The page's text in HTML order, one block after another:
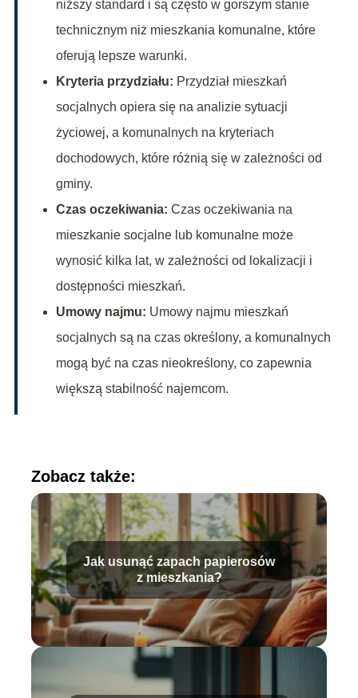
niższy standard i są często w gorszym stanie
technicznym niż mieszkania komunalne, które
oferują lepsze warunki.
Kryteria przydziału: Przydział mieszkań
socjalnych opiera się na analizie sytuacji
życiowej, a komunalnych na kryteriach
dochodowych, które różnią się w zależności od
gminy.
Czas oczekiwania: Czas oczekiwania na
mieszkanie socjalne lub komunalne może
wynosić kilka lat, w zależności od lokalizacji i
dostępności mieszkań.
Umowy najmu: Umowy najmu mieszkań
socjalnych są na czas określony, a komunalnych
mogą być na czas nieokreślony, co zapewnia
większą stabilność najemcom.
Zobacz także:
Jak usunąć zapach papierosów
z mieszkania?